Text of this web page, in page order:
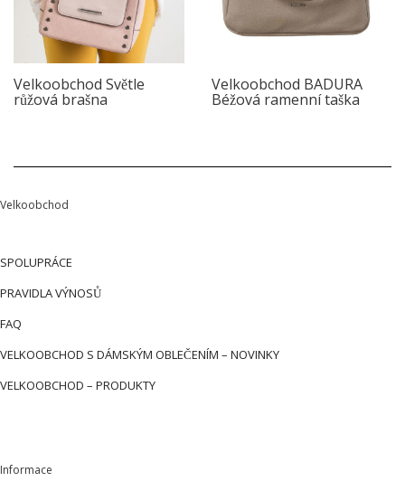
Velkoobchod Světle
růžová brašna
Velkoobchod BADURA
Béžová ramenní taška
Velkoobchod
SPOLUPRÁCE
PRAVIDLA VÝNOSŮ
FAQ
VELKOOBCHOD S DÁMSKÝM OBLEČENÍM – NOVINKY
VELKOOBCHOD – PRODUKTY
Informace